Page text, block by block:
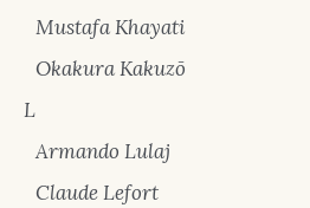
Mustafa Khayati
Okakura Kakuzō
L
Armando Lulaj
Claude Lefort